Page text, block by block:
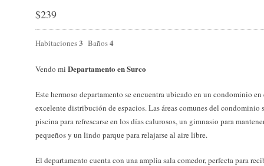
$239
Habitaciones3 Baños4
Vendo mi Departamento en Surco
Este hermoso departamento se encuentra ubicado en un condominio
excelente distribución de espacios. Las áreas comunes del
piscina para refrescarse en los días calurosos, un gimnasio para
pequeños y un lindo parque para relajarse al aire libre.
El departamento cuenta con una amplia sala comedor, perfecta para